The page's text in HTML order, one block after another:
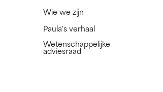
Wie we zijn
Paula's verhaal
Wetenschappelijke
adviesraad